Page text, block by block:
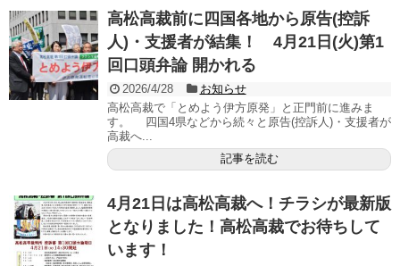
高松高裁前に四国各地から原告(控訴
人)・支援者が結集！ 4月21日(火)第1
回口頭弁論 開かれる
2026/4/28
お知らせ
高松高裁で「とめよう伊方原発」と正門前に進みま
す。 四国4県などから続々と原告(控訴人)・支援者が
高裁へ...
記事を読む
4月21日は高松高裁へ！チラシが最新版
となりました！高松高裁でお待ちして
います！